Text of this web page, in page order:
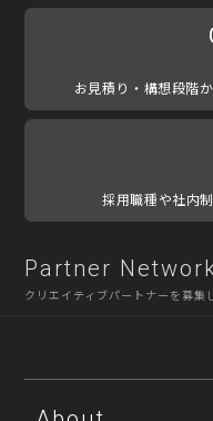
お見積り・構想段階
採用職種や社内
Partner
クリエイティブパートナーを募集